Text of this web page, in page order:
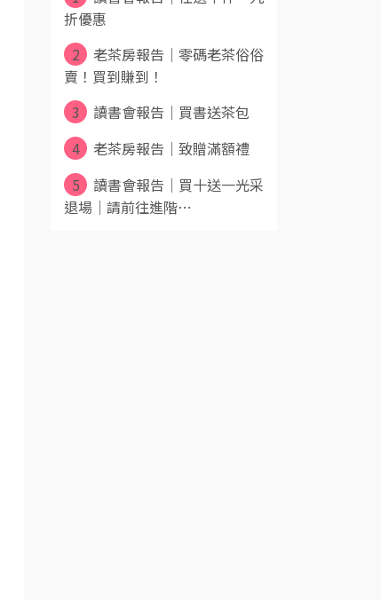
折優惠
2
老茶房報告｜零碼老茶俗俗
賣！買到賺到！
3
讀書會報告｜買書送茶包
4
老茶房報告｜致贈滿額禮
5
讀書會報告｜買十送一光采
退場｜請前往進階⋯